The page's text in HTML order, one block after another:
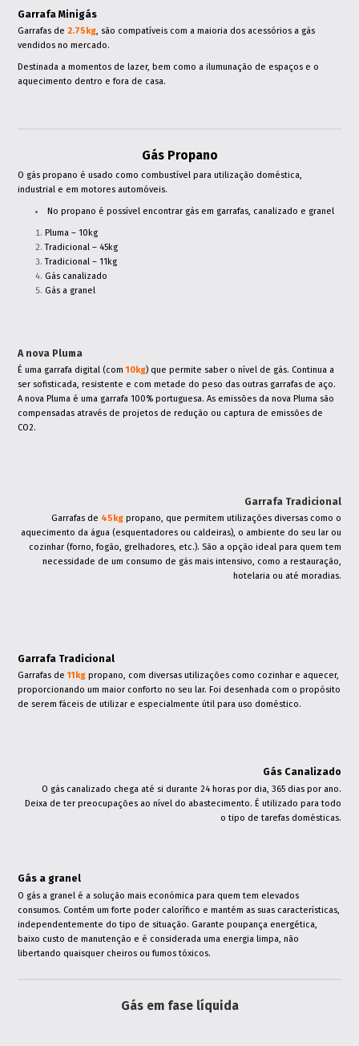
Garrafa Minigás
Garrafas de 2.75kg, são compatíveis com a maioria dos acessórios a gás
vendidos no mercado.
Destinada a momentos de lazer, bem como a ilumunação de espaços e o
aquecimento dentro e fora de casa.
Gás Propano
O gás propano é usado como combustível para utilização doméstica,
industrial e em motores automóveis.
No propano é possível encontrar gás em garrafas, canalizado e granel
Pluma – 10kg
Tradicional – 45kg
Tradicional – 11kg
Gás canalizado
Gás a granel
A nova Pluma
É uma garrafa digital (com10kg) que permite saber o nível de gás. Continua a
ser sofisticada, resistente e com metade do peso das outras garrafas de aço.
A nova Pluma é uma garrafa 100% portuguesa. As emissões da nova Pluma são
compensadas através de projetos de redução ou captura de emissões de
CO2.
Garrafa Tradicional
Garrafas de 45kg propano, que permitem utilizações diversas como o
aquecimento da água (esquentadores ou caldeiras), o ambiente do seu lar ou
cozinhar (forno, fogão, grelhadores, etc.). São a opção ideal para quem tem
necessidade de um consumo de gás mais intensivo, como a restauração,
hotelaria ou até moradias.
Garrafa Tradicional
Garrafas de11kg propano, com diversas utilizações como cozinhar e aquecer,
proporcionando um maior conforto no seu lar. Foi desenhada com o propósito
de serem fáceis de utilizar e especialmente útil para uso doméstico.
Gás Canalizado
O gás canalizado chega até si durante 24 horas por dia, 365 dias por ano.
Deixa de ter preocupações ao nível do abastecimento. É utilizado para todo
o tipo de tarefas domésticas.
Gás a granel
O gás a granel é a solução mais económica para quem tem elevados
consumos. Contém um forte poder calorífico e mantém as suas características,
independentemente do tipo de situação. Garante poupança energética,
baixo custo de manutenção e é considerada uma energia limpa, não
libertando quaisquer cheiros ou fumos tóxicos.
Gás em fase líquida